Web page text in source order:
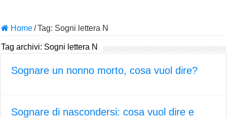
Home/Tag: Sogni lettera N
Tag archivi: Sogni lettera N
Sognare un nonno morto, cosa vuol dire?
Sognare di nascondersi: cosa vuol dire e